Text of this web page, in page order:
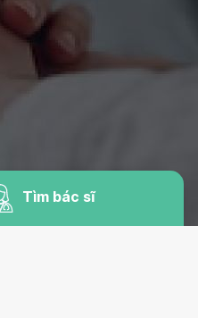
Tìm bác sĩ